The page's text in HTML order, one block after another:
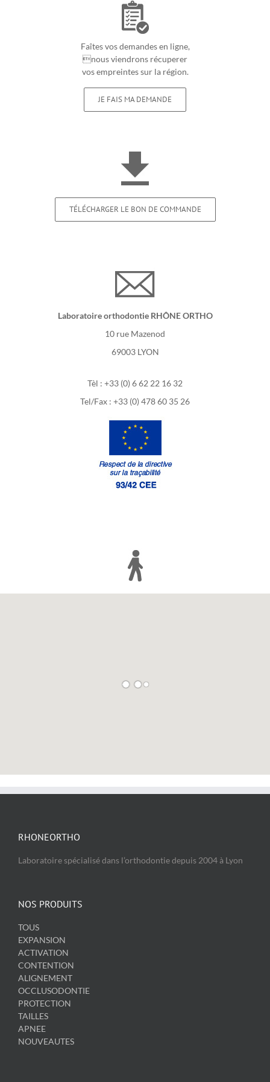
Faîtes vos demandes en ligne,
nous viendrons récuperer
vos empreintes sur la région.
JE FAIS MA DEMANDE
TÉLÉCHARGER LE BON DE COMMANDE
Laboratoire orthodontie RHÔNE ORTHO
10 rue Mazenod
69003 LYON
Tèl : +33 (0) 6 62 22 16 32
Tel/Fax : +33 (0) 478 60 35 26
RHONEORTHO
Laboratoire spécialisé dans l’orthodontie depuis 2004 à Lyon
NOS PRODUITS
TOUS
EXPANSION
ACTIVATION
CONTENTION
ALIGNEMENT
OCCLUSODONTIE
PROTECTION
TAILLES
APNEE
NOUVEAUTES